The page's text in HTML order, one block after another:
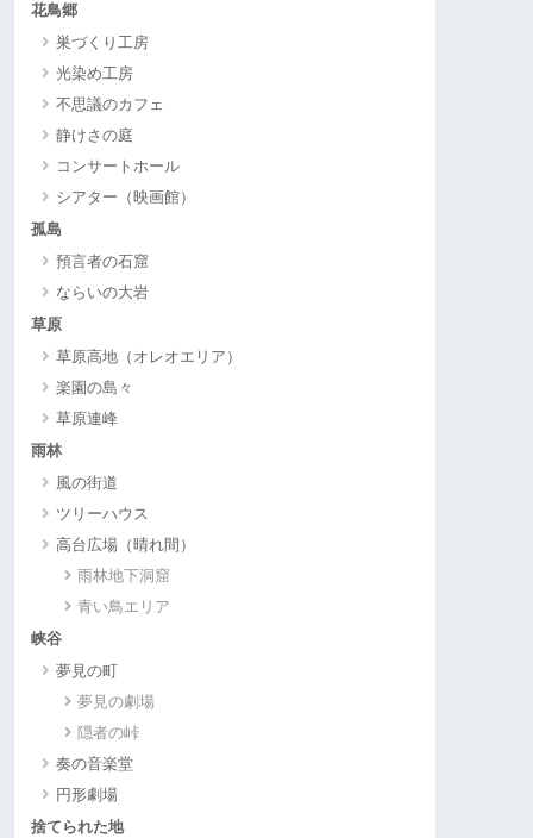
花鳥郷
巣づくり工房
光染め工房
不思議のカフェ
静けさの庭
コンサートホール
シアター（映画館）
孤島
預言者の石窟
ならいの大岩
草原
草原高地（オレオエリア）
楽園の島々
草原連峰
雨林
風の街道
ツリーハウス
高台広場（晴れ間）
雨林地下洞窟
青い鳥エリア
峡谷
夢見の町
夢見の劇場
隠者の峠
奏の音楽堂
円形劇場
捨てられた地